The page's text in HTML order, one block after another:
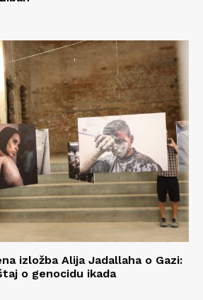
izložba Alija Jadallaha o Gazi:
o genocidu ikada